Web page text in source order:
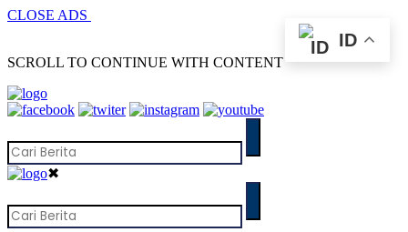
CLOSE ADS
SCROLL TO CONTINUE WITH CONTENT
✖
ID